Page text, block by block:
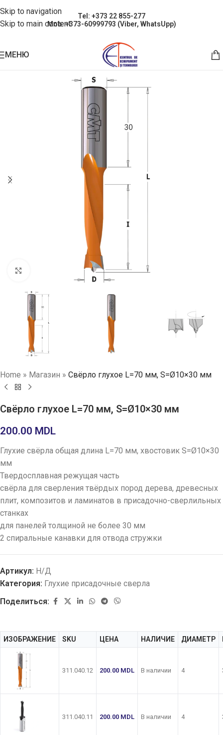
Skip to navigation
Skip to main content
Tel: +373 22 855-277
Mob: +373-60999793 (Viber, WhatsUpp)
МЕНЮ
Нажмите, чтобы увеличить
Home » Магазин » Свёрло глухое L=70 мм, S=Ø10×30 мм
Свёрло глухое L=70 мм, S=Ø10×30 мм
200.00 MDL
Глухие свёрла общая длина L=70 мм, хвостовик S=Ø10×30
мм
Твердосплавная режущая часть
свёрла для сверления твёрдых пород дерева, древесных
плит, композитов и ламинатов в присадочно-сверлильных
станках
для панелей толщиной не более 30 мм
2 спиральные канавки для отвода стружки
Артикул: Н/Д
Категория: Глухие присадочные сверла
Поделиться:
ИЗОБРАЖЕНИЕ SKU ЦЕНА НАЛИЧИЕ ДИАМЕТР
311.040.12 200.00 MDL В наличии 4
311.040.11 200.00 MDL В наличии 4